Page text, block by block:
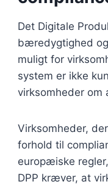
Det Digitale
bæredygtighed
muligt for
system er ikke
virksomheder om
Virksomheder,
forhold til
europæiske
DPP kræver, at